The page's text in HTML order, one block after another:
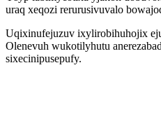
uraq xeqozi rerurusivuvalo
Uqixinufejuzuv ixylirobihuhojix
Olenevuh wukotilyhutu
sixecinipusepufy.